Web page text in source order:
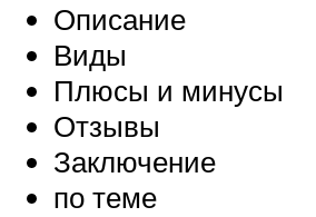
Описание
Виды
Плюсы и минусы
Отзывы
Заключение
по теме